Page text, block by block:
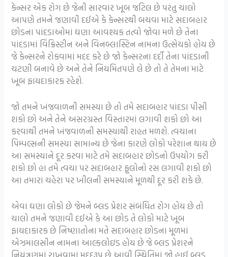
કેન્સર એક રોગ છે જેની સારવાર ખૂબ જટિલ છે પરંતુ ચાલો
આપણે તમને જણાવી દઈએ કે કેન્સરથી બચવા માટે સદાબહાર
છોડના પાંદડાઓમાં ઘણા આવશ્યક તત્વો જોવા મળે છે તેના
પાંદડામાં વિંક્રિસ્ટીન અને વિનબ્લાસ્ટિન નામના ઉત્સેચકો હોય છે
જે કેન્સરને રોકવામાં મદદ કરે છે જો કેન્સરના દર્દી તેના પાંદડાની
ચટણી બનાવે છે અને તેને નિયમિતપણે લે છે તો તે તેમના માટે
ખૂબ ફાયદાકારક રહેશે.
જો તમને ખંજવાળની ​​સમસ્યા છે તો તમે સદાબહાર પાંદડા પીસી
શકો છો અને તેને અસરગ્રસ્ત વિસ્તારમાં લગાવી શકો છો આ
કરવાથી તમને ખંજવાળની ​​સમસ્યાથી રાહત મળશે. ત્વચાના
પિમ્પલ્સની સમસ્યા સામાન્ય છે જેના કારણે લોકો પરેશાન થાય છે
આ સમસ્યાને દૂર કરવા માટે તમે સદાબહાર છોડનો ઉપયોગ કરી
શકો છો હા તમે ત્વચા પર સદાબહાર ફૂલોનો રસ લગાવી શકો છો
આ તમારા ચહેરા પર ખીલની સમસ્યાને મૂળથી દૂર કરી શકે છે.
એવા ઘણા લોકો છે જેમને બ્લડ પ્રેશર સંબંધિત રોગ હોય છે તો
ચાલો તમને જણાવી દઈએ કે આ છોડ તે લોકો માટે ખૂબ
ફાયદાકારક છે નિષ્ણાતોના મતે સદાબહાર છોડના મૂળમાં
એઝમાલસીન નામના આલ્કલોઇડ હોય છે જે બ્લડ પ્રેશરને